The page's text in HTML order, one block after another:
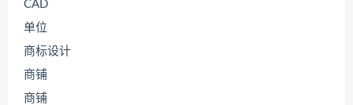
CAD
单位
商标设计
商铺
商铺